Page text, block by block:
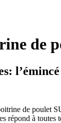
de
de poulet
répond à toutes